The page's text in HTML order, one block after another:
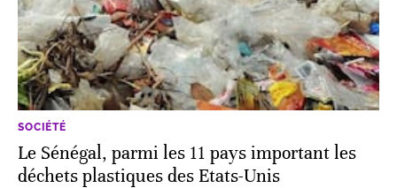
SOCIÉTÉ
Le Sénégal, parmi les 11 pays important les
déchets plastiques des Etats-Unis